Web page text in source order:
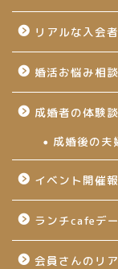
リアルな入会
婚活お悩み相
成婚者の体験
成婚後の夫
イベント開催
ランチcafeデ
会員さんのリ